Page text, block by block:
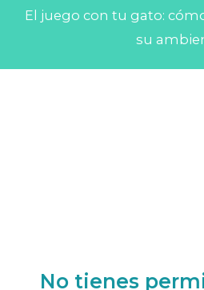
El juego con tu gato:
su
No tienes